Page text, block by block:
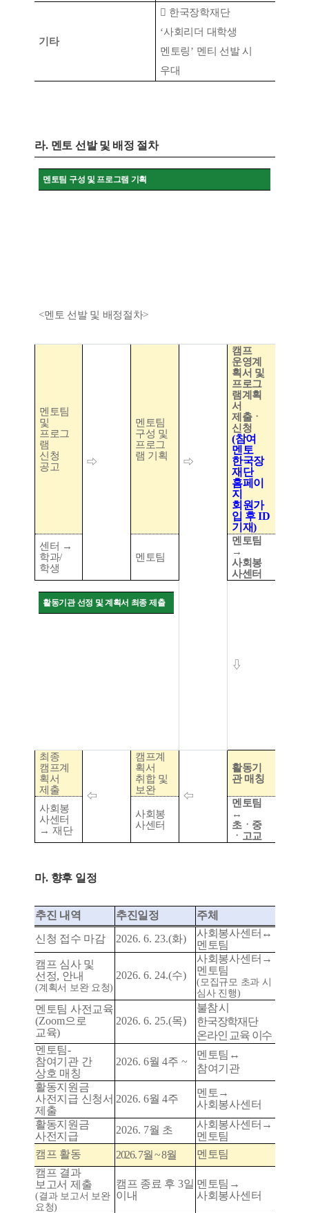
기타
 한국장학재단
‘사회리더 대학생
멘토링’ 멘티 선발 시
우대
라. 멘토 선발 및 배정 절차
멘토팀 구성 및 프로그램 기획
<멘토 선발 및 배정절차>
멘토팀
및
프로그
램
신청
공고
⇨
멘토팀
구성 및
프로그
램 기획
⇨
캠프
운영계
획서 및
프로그
램계획
서
제출ㆍ
신청
(참여
멘토
한국장
재단
홈페이
지
회원가
입 후ID
기재)
센터 →
학과/
학생
멘토팀
멘토팀
→
사회봉
사센터
활동기관 선정 및 계획서 최종 제출
⇩
최종
캠프계
획서
제출
⇦
캠프계
획서
취합 및
보완
⇦
활동기
관 매칭
사회봉
사센터
→ 재단
사회봉
사센터
멘토팀
↔
초ㆍ중
ㆍ고교
마. 향후 일정
추진 내역 추진일정
주체
신청 접수 마감
2026. 6. 23.(화) 사회봉사센터 ↔
멘토팀
캠프 심사 및
선정, 안내
(계획서 보완 요청)
2026. 6. 24.(수)
사회봉사센터 →
멘토팀
( 모집규모 초과 시
심사 진행)
멘토팀 사전교육
(Zoom으로
교육)
2026. 6. 25.(목)
불참 시
한국장학재단
온라인 교육 이수
멘토팀-
참여기관 간
상호 매칭
2026. 6월4주 ~
멘토팀 ↔
참여기관
활동지원금
사전지급 신청서
제출
2026. 6월4주
멘토 →
사회봉사센터
활동지원금
사전지급
2026. 7월 초 사회봉사센터 →
멘토팀
캠프 활동
2026. 7월~ 8월
멘토팀
캠프 결과
보고서 제출
(결과 보고서 보완
요청)
캠프 종료 후 3일
이내
멘토팀 →
사회봉사센터